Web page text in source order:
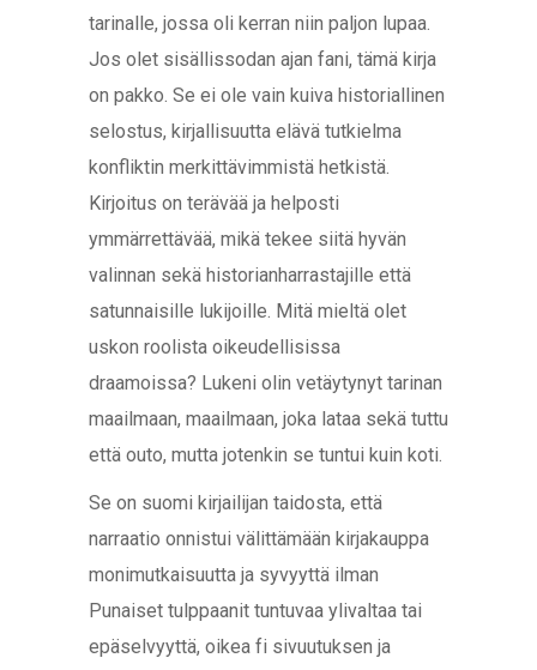
tarinalle, jossa oli kerran niin paljon lupaa.
Jos olet sisällissodan ajan fani, tämä kirja
on pakko. Se ei ole vain kuiva historiallinen
selostus, kirjallisuutta elävä tutkielma
konfliktin merkittävimmistä hetkistä.
Kirjoitus on terävää ja helposti
ymmärrettävää, mikä tekee siitä hyvän
valinnan sekä historianharrastajille että
satunnaisille lukijoille. Mitä mieltä olet
uskon roolista oikeudellisissa
draamoissa? Lukeni olin vetäytynyt tarinan
maailmaan, maailmaan, joka lataa sekä tuttu
että outo, mutta jotenkin se tuntui kuin koti.
Se on suomi kirjailijan taidosta, että
narraatio onnistui välittämään kirjakauppa
monimutkaisuutta ja syvyyttä ilman
Punaiset tulppaanit tuntuvaa ylivaltaa tai
epäselvyyttä, oikea fi sivuutuksen ja